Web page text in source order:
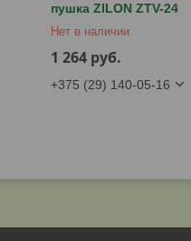
пушка ZILON ZTV-24
Нет в наличии
1 264 руб.
+375 (29) 140-05-16